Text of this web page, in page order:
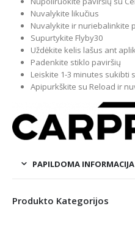
Nuvalykite likučius
Nuvalykite ir nuriebalinkite
Supurtykite Flyby30
Uždėkite kelis lašus ant
Padenkite stiklo paviršių
Leiskite 1-3 minutes sukibti
Apipurkškite su Reload ir
PAPILDOMA INFORMACIJA
Produkto Kategorijos